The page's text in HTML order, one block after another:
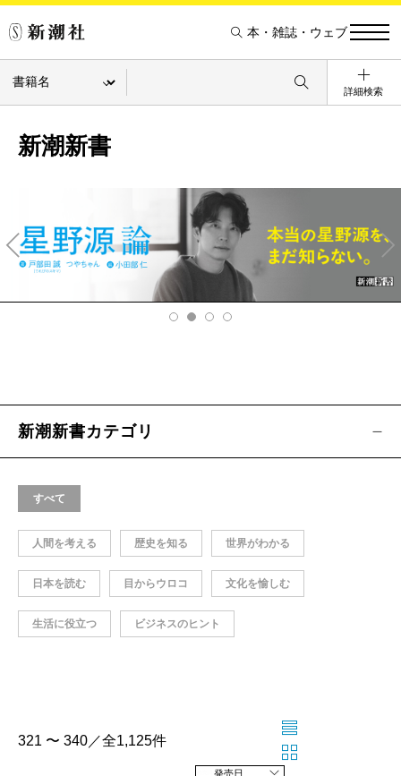
本・雑誌・ウェブ
詳細検索
新潮新書
v
Ne
xt
新潮新書カテゴリ
すべて
人間を考える 歴史を知る 世界がわかる
日本を読む 目からウロコ 文化を愉しむ
生活に役立つ ビジネスのヒント
321 〜 340／全1,125件